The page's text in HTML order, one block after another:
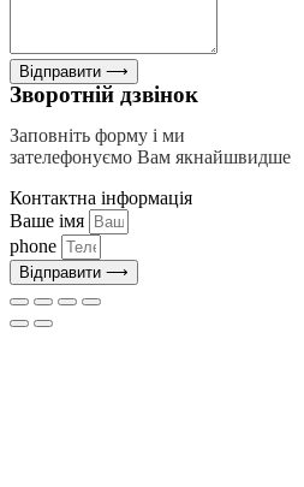
Відправити ⟶
Зворотній дзвінок
Заповніть форму і ми
зателефонуємо Вам якнайшвидше
Контактна інформація
Ваше імя
phone
Відправити ⟶